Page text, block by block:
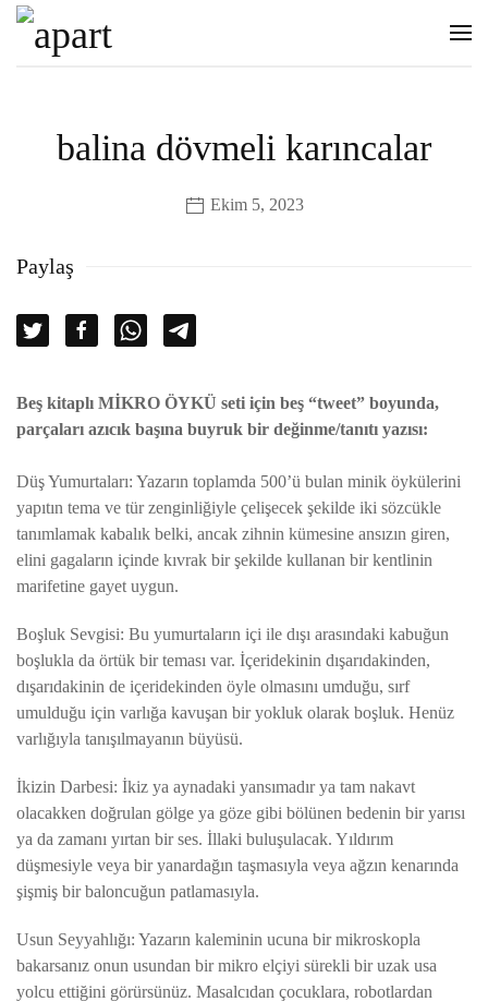
balina dövmeli karıncalar
Ekim 5, 2023
Paylaş
Beş kitaplı MİKRO ÖYKÜ seti için beş “tweet” boyunda,
parçaları azıcık başına buyruk bir değinme/tanıtı yazısı:
Düş Yumurtaları: Yazarın toplamda 500’ü bulan minik öykülerini
yapıtın tema ve tür zenginliğiyle çelişecek şekilde iki sözcükle
tanımlamak kabalık belki, ancak zihnin kümesine ansızın giren,
elini gagaların içinde kıvrak bir şekilde kullanan bir kentlinin
marifetine gayet uygun.
Boşluk Sevgisi: Bu yumurtaların içi ile dışı arasındaki kabuğun
boşlukla da örtük bir teması var. İçeridekinin dışarıdakinden,
dışarıdakinin de içeridekinden öyle olmasını umduğu, sırf
umulduğu için varlığa kavuşan bir yokluk olarak boşluk. Henüz
varlığıyla tanışılmayanın büyüsü.
İkizin Darbesi: İkiz ya aynadaki yansımadır ya tam nakavt
olacakken doğrulan gölge ya göze gibi bölünen bedenin bir yarısı
ya da zamanı yırtan bir ses. İllaki buluşulacak. Yıldırım
düşmesiyle veya bir yanardağın taşmasıyla veya ağzın kenarında
şişmiş bir baloncuğun patlamasıyla.
Usun Seyyahlığı: Yazarın kaleminin ucuna bir mikroskopla
bakarsanız onun usundan bir mikro elçiyi sürekli bir uzak usa
yolcu ettiğini görürsünüz. Masalcıdan çocuklara, robotlardan